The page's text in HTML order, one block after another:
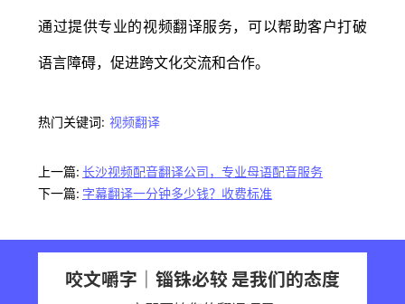
通过提供专业的视频翻译服务，可以帮助客户打破
语言障碍，促进跨文化交流和合作。
热门关键词: 视频翻译
上一篇: 长沙视频配音翻译公司，专业母语配音服务
下一篇: 字幕翻译一分钟多少钱？收费标准
咬文嚼字｜锱铢必较 是我们的态度